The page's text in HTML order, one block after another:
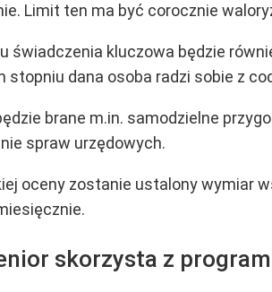
Limit ten ma być corocznie
świadczenia kluczowa będzie
stopniu dana osoba radzi sobie z
brane m.in. samodzielne
spraw urzędowych.
oceny zostanie ustalony wymiar
skorzysta z